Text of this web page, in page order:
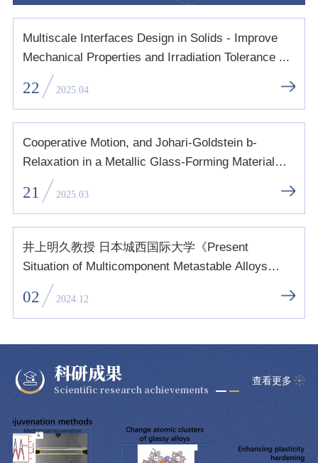
Multiscale Interfaces Design in Solids - Improve
Mechanical Properties and Irradiation Tolerance ...
22 2025.04
Cooperative Motion, and Johari-Goldstein b-
Relaxation in a Metallic Glass-Forming Material
Exhibi...
21 2025.03
井上明久教授 日本城西国际大学《Present
Situation of Multicomponent Metastable Alloys
Industry》
02 2024.12
科研成果
Scientific research achievements
查看更多